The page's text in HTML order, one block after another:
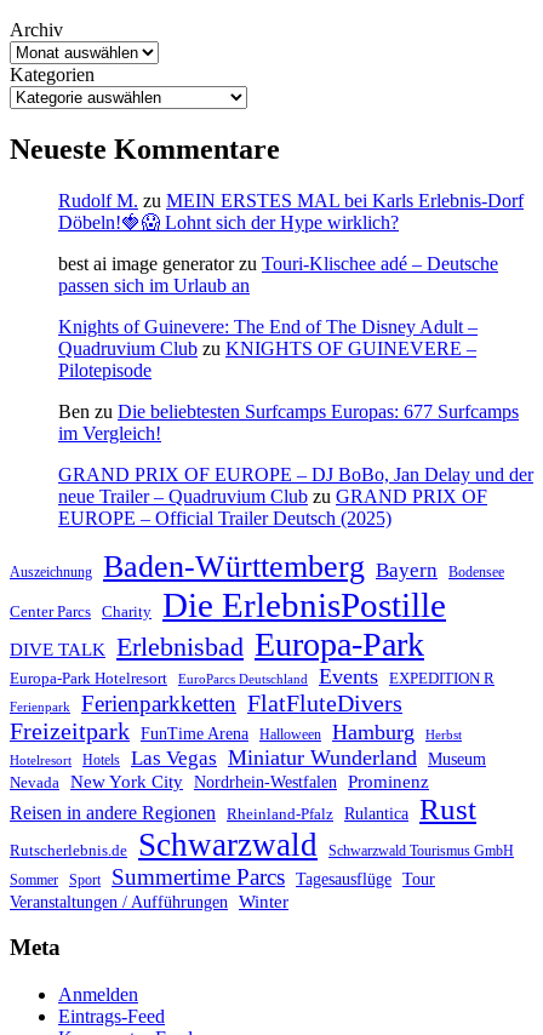
Archiv
Kategorien
Neueste Kommentare
Rudolf M. zu MEIN ERSTES MAL bei Karls Erlebnis-Dorf
Döbeln!🍓😱 Lohnt sich der Hype wirklich?
best ai image generatorzu Touri-Klischee adé – Deutsche
passen sich im Urlaub an
Knights of Guinevere: The End of The Disney Adult –
Quadruvium Club zu KNIGHTS OF GUINEVERE –
Pilotepisode
Ben zu Die beliebtesten Surfcamps Europas: 677 Surfcamps
im Vergleich!
GRAND PRIX OF EUROPE – DJ BoBo, Jan Delay und der
neue Trailer – Quadruvium Club zu GRAND PRIX OF
EUROPE – Official Trailer Deutsch (2025)
Auszeichnung Baden-Württemberg Bayern Bodensee
Center Parcs Charity Die ErlebnisPostille
DIVE TALK Erlebnisbad Europa-Park
Europa-Park Hotelresort EuroParcs Deutschland Events EXPEDITION R
Ferienpark Ferienparkketten FlatFluteDivers
Freizeitpark FunTime Arena Halloween Hamburg Herbst
Hotelresort Hotels Las Vegas Miniatur Wunderland Museum
Nevada New York City Nordrhein-Westfalen
Prominenz
Reisen in andere Regionen
Rheinland-Pfalz Rulantica Rust
Rutscherlebnis.de Schwarzwald
Schwarzwald Tourismus GmbH
Sommer
Sport Summertime Parcs Tagesausflüge Tour
Veranstaltungen / Aufführungen
Winter
Meta
Anmelden
Eintrags-Feed